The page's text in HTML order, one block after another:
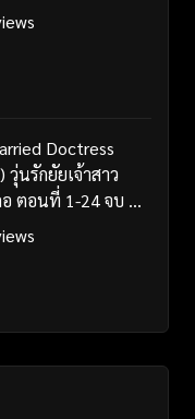
ย
Doctress
วุ่นรักยัยเจ้าสาว
ตอนที่ 1-24 จบ ซับ